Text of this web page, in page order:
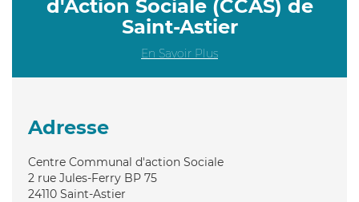
d'Action Sociale (CCAS) de
Saint-Astier
En Savoir Plus
Adresse
Centre Communal d'action Sociale
2 rue Jules-Ferry BP 75
24110 Saint-Astier